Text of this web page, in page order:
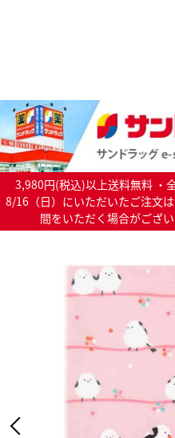
3,980円(税込)以上送料無料 ・
8/16（日）にいただいたご注文
間をいただく場合がござ